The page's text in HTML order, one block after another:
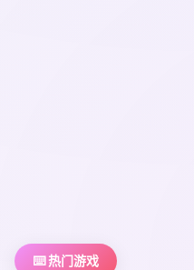
⌨️ 热门游戏